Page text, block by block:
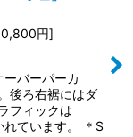
円]
バーパーカ
後ろ右裾にはダ
フィックは
れています。 ＊S